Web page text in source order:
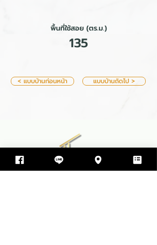
พื้นที่ใช้สอย (ตร.ม.)
135
< แบบบ้านก่อนหน้า แบบบ้านถัดไป >